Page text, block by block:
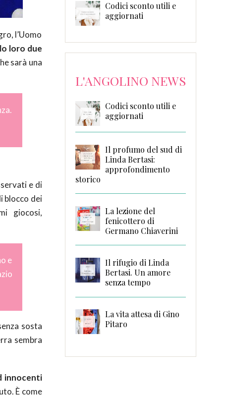
l’Uomo
loro due
sarà una
e di
blocco dei
giocosi,
e
sosta
sembra
innocenti
È come
Codici sconto utili e
aggiornati
L'ANGOLINO NEWS
Codici sconto utili e
aggiornati
Il profumo del sud di
Linda Bertasi:
approfondimento
storico
La lezione del
fenicottero di
Germano Chiaverini
Il rifugio di Linda
Bertasi. Un amore
senza tempo
La vita attesa di Gino
Pitaro